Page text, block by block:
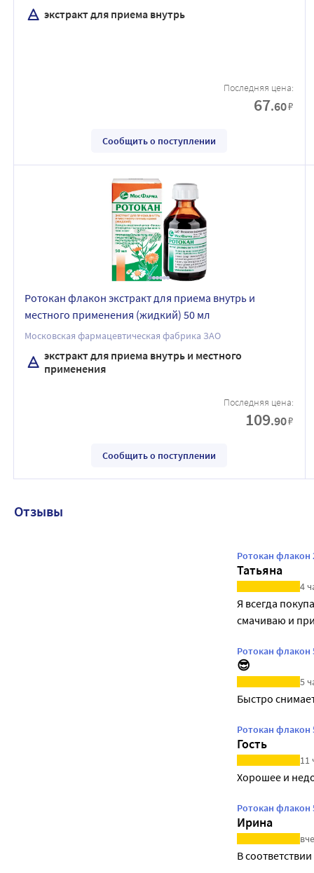
экстракт для приема внутрь
Последняя цена:
67.60₽
Сообщить о поступлении
Ротокан флакон экстракт для приема внутрь и
местного применения (жидкий) 50 мл
Московская фармацевтическая фабрика ЗАО
экстракт для приема внутрь и местного
применения
Последняя цена:
109.90₽
Сообщить о поступлении
Отзывы
Ротокан флакон
Татьяна
4
Я всегда
смачиваю и
Ротокан флакон
😎
5
Быстро
Ротокан флакон
Гость
11
Хорошее и
Ротокан флакон
Ирина
В